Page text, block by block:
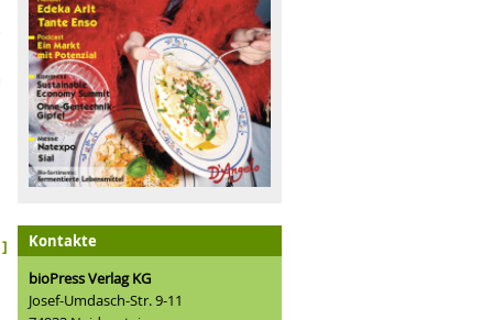
]
Kontakte
bioPress Verlag KG
Josef-Umdasch-Str. 9-11